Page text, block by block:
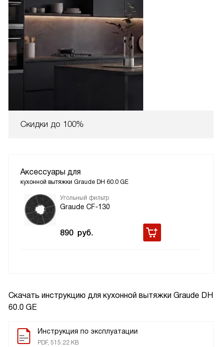
Скачать инструкцию для кухонной вытяжки Graude DH
60.0 GE
Инструкция по эксплуатации
PDF, 515.22 KB
Скидки до 100%
Аксессуары для
кухонной вытяжки Graude DH 60.0 GE
Угольный фильтр
Graude CF-130
890 руб.